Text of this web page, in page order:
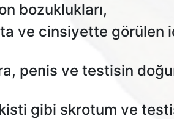
bozuklukları,
ve cinsiyette görülen
penis ve testisin
gibi skrotum ve